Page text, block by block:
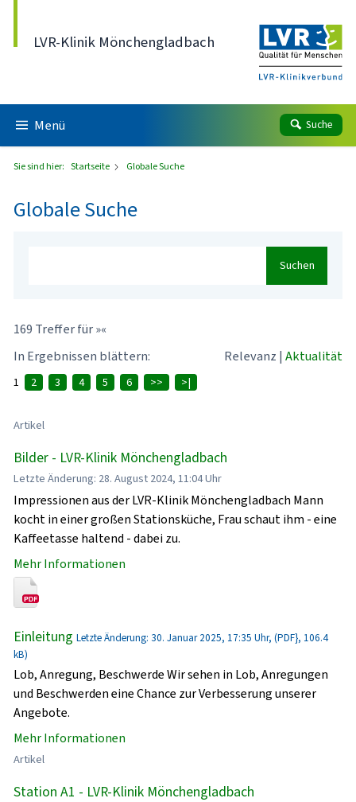
LVR-Klinik Mönchengladbach
Menü Suche
Sie sind hier: Startseite Globale Suche
Globale Suche
Suchen
169 Treffer für »«
In Ergebnissen blättern:
Relevanz | Aktualität
1 2 3 4 5 6 >> >|
Artikel
Bilder - LVR-Klinik Mönchengladbach
Letzte Änderung: 28. August 2024, 11:04 Uhr
Impressionen aus der LVR-Klinik Mönchengladbach Mann
kocht in einer großen Stationsküche, Frau schaut ihm - eine
Kaffeetasse haltend - dabei zu.
Mehr Informationen
Einleitung Letzte Änderung: 30. Januar 2025, 17:35 Uhr, (PDF}, 106.4
kB)
Lob, Anregung, Beschwerde Wir sehen in Lob, Anregungen
und Beschwerden eine Chance zur Verbesserung unserer
Angebote.
Mehr Informationen
Artikel
Station A1 - LVR-Klinik Mönchengladbach